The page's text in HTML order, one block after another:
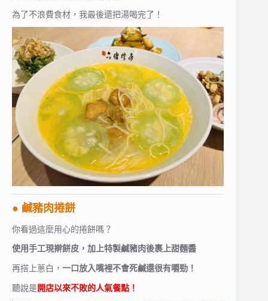
為了不浪費食材，我最後還把湯喝完了！
● 鹹豬肉捲餅
你看過這麼用心的捲餅嗎？
使用手工現擀餅皮，加上特製鹹豬肉後裹上甜麵醬
再搭上蔥白， 一口放入嘴裡不會死鹹還很有嚼勁！
聽說是開店以來不敗的人氣餐點！